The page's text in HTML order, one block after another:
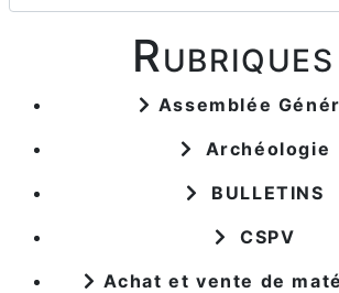
Rubriques
Assemblée
Archéologie
BULLETINS
CSPV
Achat et vente de